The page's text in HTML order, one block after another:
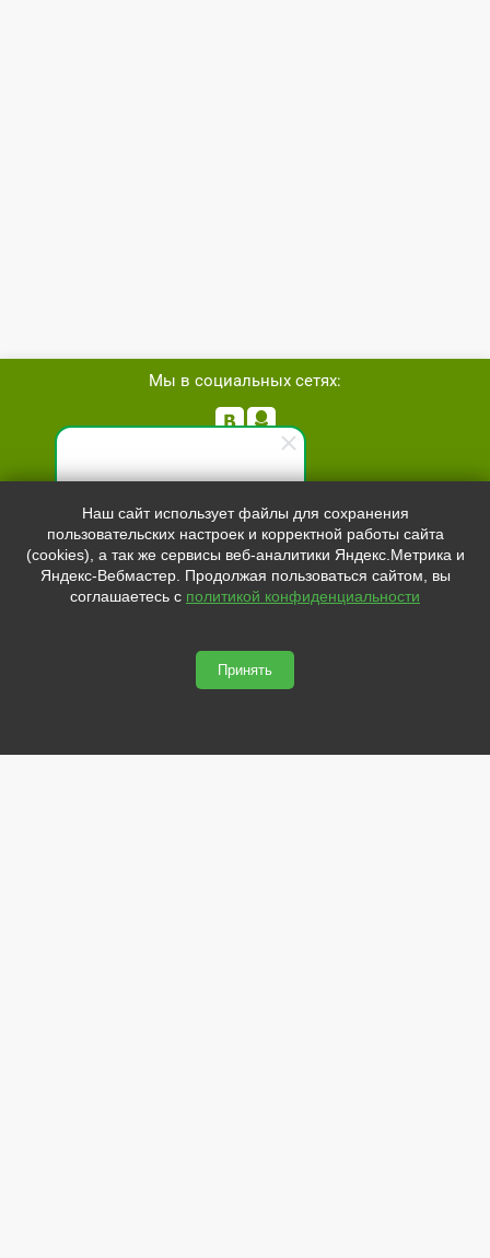
Специалист по продажам
Здравствуйте! Готов(-а)
помочь вам. Напишите мне,
если у вас появятся вопросы.
svetled53.ru © 2026
Адрес:
Телефон:
+7 (952)4829892
sale@svetled53.ru
Мы в социальных сетях:

Наш сайт использует файлы для сохранения
пользовательских настроек и корректной работы сайта
(cookies), а так же сервисы веб-аналитики Яндекс.Метрика и
Яндекс-Вебмастер. Продолжая пользоваться сайтом, вы
соглашаетесь с политикой конфиденциальности
Принять